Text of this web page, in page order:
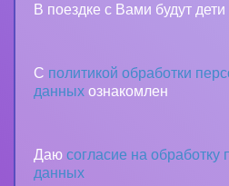
В поездке с Вами будут дети
С политикой обработки
данных ознакомлен
Даю согласие на обработку
данных